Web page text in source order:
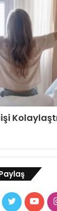
Twitter